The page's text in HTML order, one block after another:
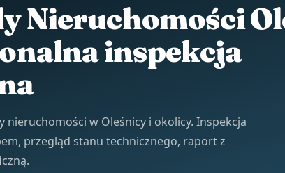
Nieruchomości
inspekcja
nieruchomości w Oleśnicy i okolicy. Inspekcja
przegląd stanu technicznego, raport z